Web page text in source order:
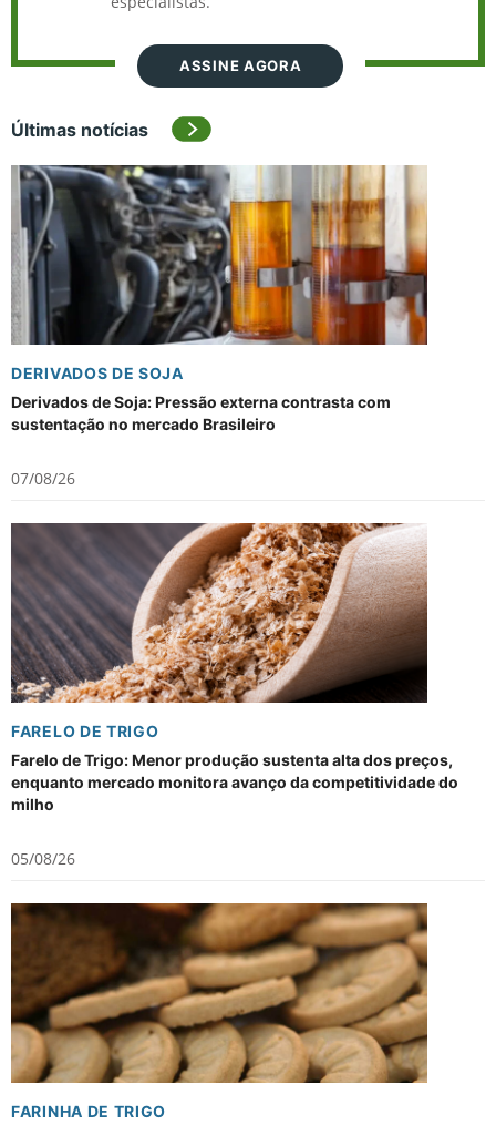
ASSINE AGORA
Últimas notícias
DERIVADOS DE SOJA
Derivados de Soja: Pressão externa contrasta com
sustentação no mercado Brasileiro
07/08/26
FARELO DE TRIGO
Farelo de Trigo: Menor produção sustenta alta dos preços,
enquanto mercado monitora avanço da competitividade do
milho
05/08/26
FARINHA DE TRIGO